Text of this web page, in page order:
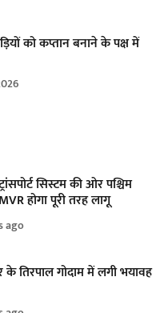
को कप्तान बनाने के पक्ष में
सिस्टम की ओर पश्चिम
होगा पूरी तरह लागू
ago
के तिरपाल गोदाम में लगी भयावह